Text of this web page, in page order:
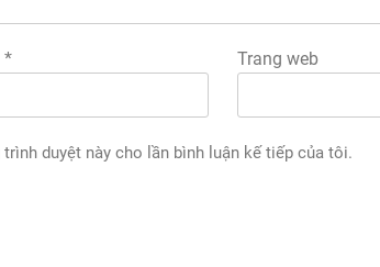
* Trang web
duyệt này cho lần bình luận kế tiếp của tôi.